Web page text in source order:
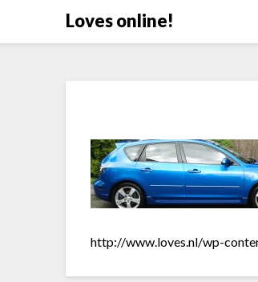
Loves online!
http://www.loves.nl/wp-